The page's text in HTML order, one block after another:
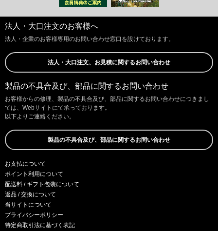
法人・大口注文のお客様へ
法人・企業のお客様専用のお問い合わせ窓口を設けております。
法人・大口注文、お見積に関するお問い合わせ
製品の不具合及び、部品に関するお問い合わせ
お客様からの修理、製品の不具合及び、部品に関するお問い合わせにつきまし
ては、Webサイトにて承っております。
以下よりご連絡ください。
製品の不具合及び、部品に関するお問い合わせ
お支払について
ポイント利用について
配送料 / ギフト包装について
返品 / 交換について
当サイトについて
プライバシーポリシー
特定商取引法に基づく表記